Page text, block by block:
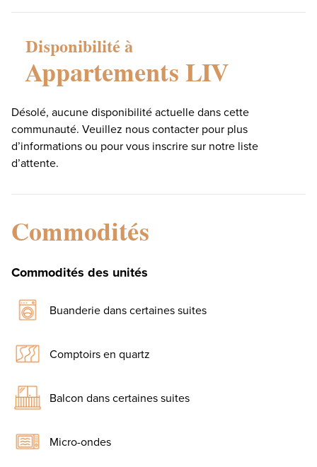
Disponibilité à
Appartements LIV
Désolé, aucune disponibilité actuelle dans cette
communauté. Veuillez nous contacter pour plus
d’informations ou pour vous inscrire sur notre liste
d’attente.
Commodités
Commodités des unités
Buanderie dans certaines suites
Comptoirs en quartz
Balcon dans certaines suites
Micro-ondes